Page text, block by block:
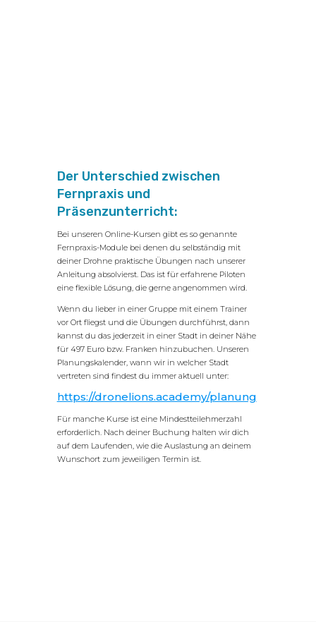
Der Unterschied zwischen
Fernpraxis und
Präsenzunterricht:
Bei unseren Online-Kursen gibt es so genannte
Fernpraxis-Module bei denen du selbständig mit
deiner Drohne praktische Übungen nach unserer
Anleitung absolvierst. Das ist für erfahrene Piloten
eine flexible Lösung, die gerne angenommen wird.
Wenn du lieber in einer Gruppe mit einem Trainer
vor Ort fliegst und die Übungen durchführst, dann
kannst du das jederzeit in einer Stadt in deiner Nähe
für 497 Euro bzw. Franken hinzubuchen. Unseren
Planungskalender, wann wir in welcher Stadt
vertreten sind findest du immer aktuell unter:
https://dronelions.academy/planung
Für manche Kurse ist eine Mindestteilehmerzahl
erforderlich. Nach deiner Buchung halten wir dich
auf dem Laufenden, wie die Auslastung an deinem
Wunschort zum jeweiligen Termin ist.